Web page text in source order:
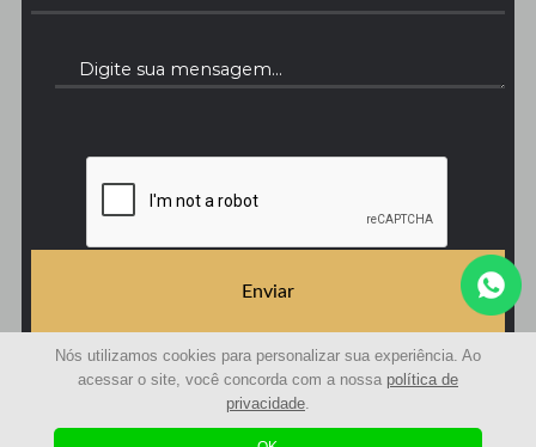
Enviar
© 2021 | Avaliações Curitiba - Avaliação de imóveis | Todos os Direitos Reservados
Nós utilizamos cookies para personalizar sua experiência. Ao
acessar o site, você concorda com a nossa política de
privacidade.